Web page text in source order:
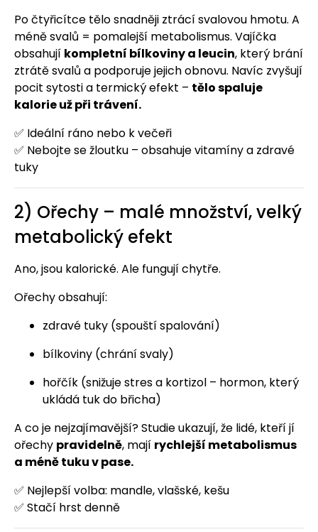
Po čtyřicítce tělo snadněji ztrácí svalovou hmotu. A
méně svalů = pomalejší metabolismus. Vajíčka
obsahují kompletní bílkoviny a leucin, který brání
ztrátě svalů a podporuje jejich obnovu. Navíc zvyšují
pocit sytosti a termický efekt – tělo spaluje
kalorie už při trávení.
✅ Ideální ráno nebo k večeři
✅ Nebojte se žloutku – obsahuje vitamíny a zdravé
tuky
2) Ořechy – malé množství, velký
metabolický efekt
Ano, jsou kalorické. Ale fungují chytře.
Ořechy obsahují:
zdravé tuky (spouští spalování)
bílkoviny (chrání svaly)
hořčík (snižuje stres a kortizol – hormon, který
ukládá tuk do břicha)
A co je nejzajímavější? Studie ukazují, že lidé, kteří jí
ořechy pravidelně, mají rychlejší metabolismus
a méně tuku v pase.
✅ Nejlepší volba: mandle, vlašské, kešu
✅ Stačí hrst denně